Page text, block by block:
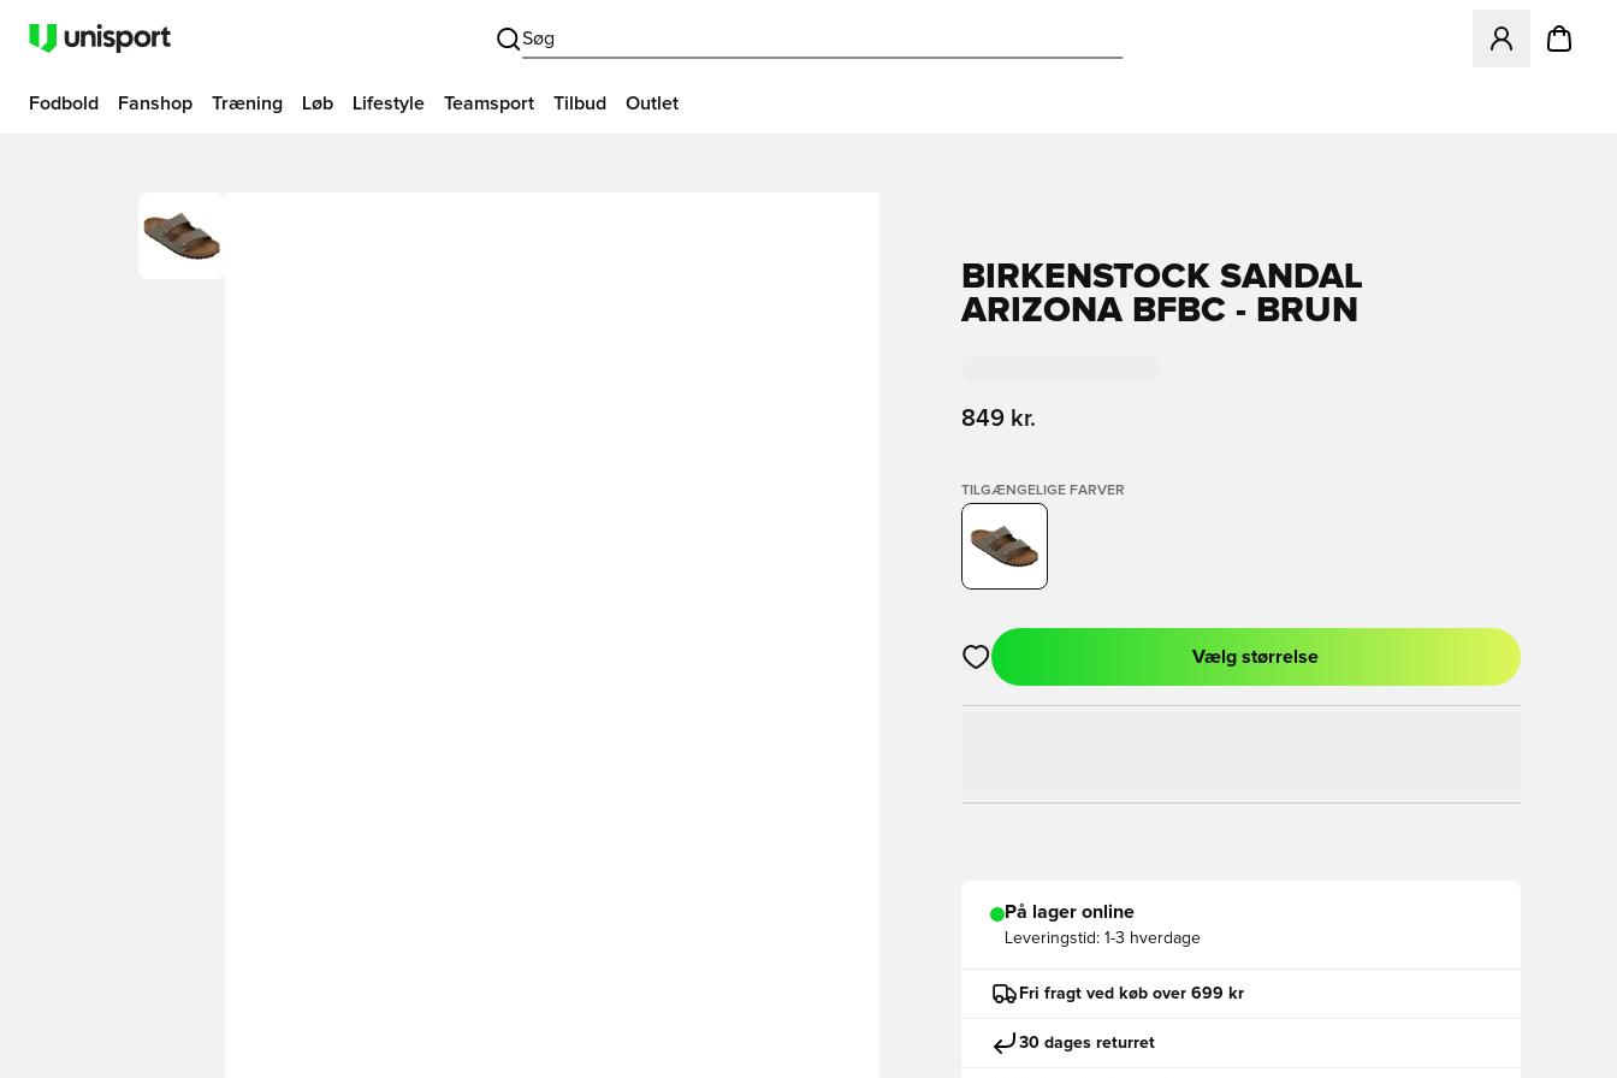
Søg
Åbner en
Fodbold Fanshop Træning Løb Lifestyle Teamsport Tilbud Outlet
BIRKENSTOCK SANDAL
ARIZONA BFBC - BRUN
849 kr.
TILGÆNGELIGE FARVER
Åbner en Modal til at logge ind eller tilmelde dig som medlem
Vælg størrelse
På lager online
Leveringstid: 1-3 hverdage
Fri fragt ved køb over 699 kr
30 dages returret